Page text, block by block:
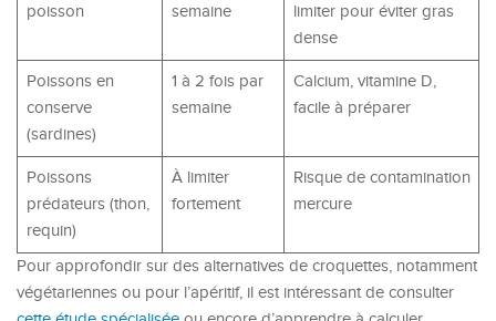
poisson
semaine
limiter pour éviter gras
dense
Poissons en
conserve
(sardines)
1 à 2 fois par
semaine
Calcium, vitamine D,
facile à préparer
Poissons
prédateurs (thon,
requin)
À limiter
fortement
Risque de contamination
mercure
Pour approfondir sur des alternatives de croquettes, notamment
végétariennes ou pour l’apéritif, il est intéressant de consulter